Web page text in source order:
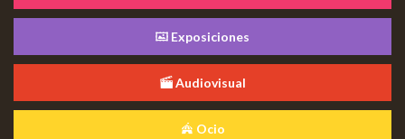
Exposiciones
Audiovisual
Ocio